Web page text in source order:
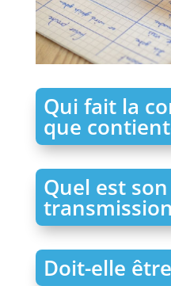
Qui fait la
que
Quel est
Doit-elle